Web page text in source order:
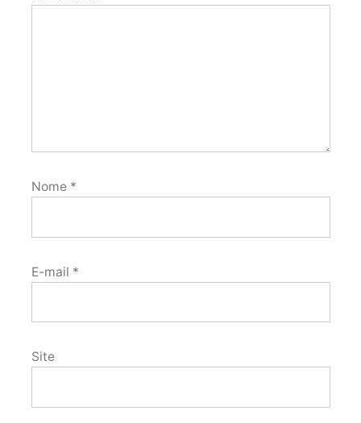
Nome *
E-mail *
Site